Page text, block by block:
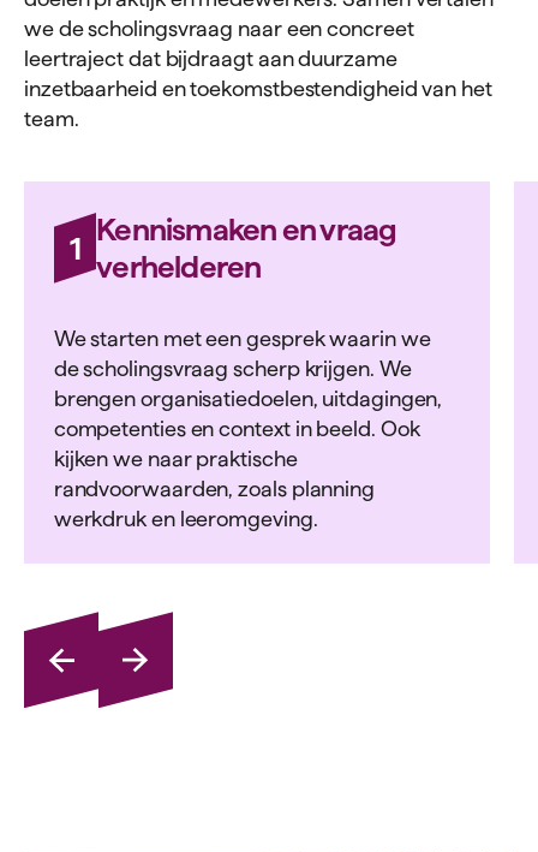
Praktische opdrachten en activiteiten in de
keuken
Door de combinatie van theorie en praktijk maak je
ga je naar huis met nieuwe inzichten, praktische
over jouw voedingspatroon.
bewijs van deelname.
Woensdag 23 september
09.30 - 11.00Inspiratiesessie Positieve Gezondheid
16.00 - 17.30
Donderdag 24 september
09.00 - 13.00Basis Positieve Gezondheid
13.00 - 14.30
Workshop stressregulatie
Vrijdag 25 september
09.30 - 11.30 Gezonde voeding
we de scholingsvraag naar een concreet
leertraject dat bijdraagt aan duurzame
inzetbaarheid en toekomstbestendigheid van het
team.
1
Kennismaken en vraag
verhelderen
We starten met een gesprek waarin we
de scholingsvraag scherp krijgen. We
brengen organisatiedoelen, uitdagingen,
competenties en context in beeld. Ook
kijken we naar praktische
randvoorwaarden, zoals planning
werkdruk en leeromgeving.